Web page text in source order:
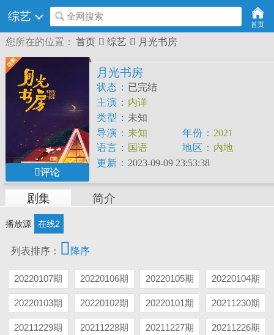
综艺 全网搜索
首页
您所在的位置： 首页  综艺  月光书房
评论
月光书房
状态： 已完结
主演： 内详
类型： 未知
导演： 未知 年份： 2021
语言： 国语 地区： 内地
更新： 2023-09-09 23:53:38
剧集 简介
播放源 在线2
列表排序：  降序
20220107期 20220106期 20220105期 20220104期
20220103期 20220102期 20220101期 20211230期
20211229期 20211228期 20211227期 20211226期